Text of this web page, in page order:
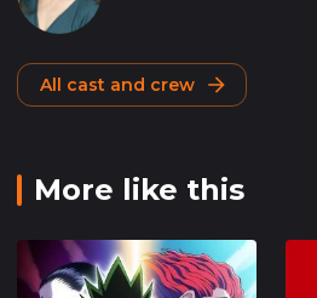
All cast and crew
More like this